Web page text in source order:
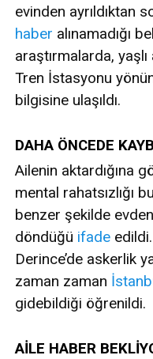
evinden ayrıldıktan
haber alınamadığı
araştırmalarda,
Tren İstasyonu
bilgisine ulaşıldı.
DAHA ÖNCEDE
Ailenin aktardığına
mental rahatsızlığı
benzer şekilde
döndüğü ifade
Derince’de askerlik
zaman zaman
gidebildiği öğrenildi.
AİLE HABER